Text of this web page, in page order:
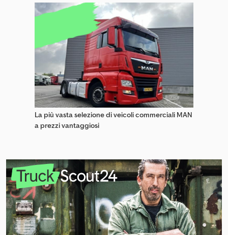
La più vasta selezione di veicoli commerciali MAN
a prezzi vantaggiosi